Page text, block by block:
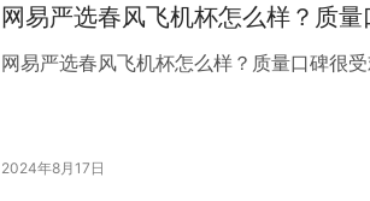
网易严选春风飞机杯怎么样？质量
网易严选春风飞机杯怎么样？质量口碑很
2024年8月17日